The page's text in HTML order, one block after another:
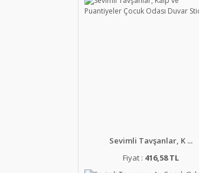
Sevimli Tavşanlar, K ...
Fiyat : 416,58 TL